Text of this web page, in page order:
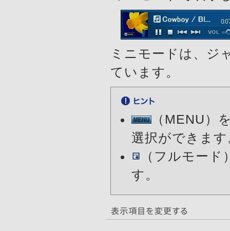
ミニモードは、ジ
ています。
（MENU）
選択ができます
（フルモー
す。